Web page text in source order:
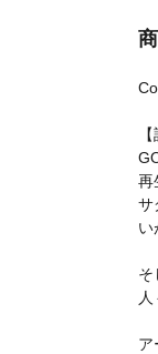
再
サ
い
そ
ア